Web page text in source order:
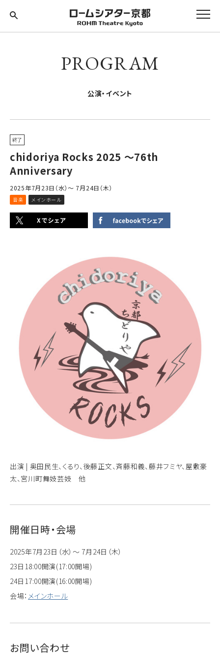
PROGRAM
公演・イベント
終了
chidoriya Rocks 2025 〜76th
Anniversary
2025年7月23日（水）～ 7月24日（木）
音楽 メインホール
出演 | 奥田民生、くるり、後藤正文、斉藤和義、藤井フミヤ、屋敷豪
太、宮川町舞妓芸妓 他
開催日時・会場
2025年7月23日（水）～ 7月24日（木）
23日18:00開演(17:00開場)
24日17:00開演(16:00開場)
会場： メインホール
お問い合わせ